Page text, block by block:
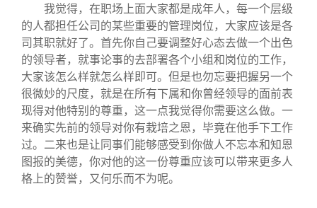
我觉得，在职场上面大家都是成年人，每一个层级
的人都担任公司的某些重要的管理岗位，大家应该是各
司其职就好了。首先你自己要调整好心态去做一个出色
的领导者，就事论事的去部署各个小组和岗位的工作，
大家该怎么样就怎么样即可。但是也勿忘要把握另一个
很微妙的尺度，就是在所有下属和你曾经领导的面前表
现得对他特别的尊重，这一点我觉得你需要这么做。一
来确实先前的领导对你有栽培之恩，毕竟在他手下工作
过。二来也是让同事们能够感受到你做人不忘本和知恩
图报的美德，你对他的这一份尊重应该可以带来更多人
格上的赞誉，又何乐而不为呢。